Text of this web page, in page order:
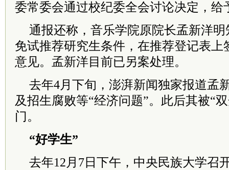
委常委会通过校纪委全会讨论决定，给
通报还称，音乐学院原院长孟新洋
免试推荐研究生条件，在推荐登记表上
意见。孟新洋目前已另案处理。
去年4月下旬，澎湃新闻独家报道孟
及招生腐败等“经济问题”。此后其被“
门。
“好学生”
去年12月7日下午，中央民族大学召